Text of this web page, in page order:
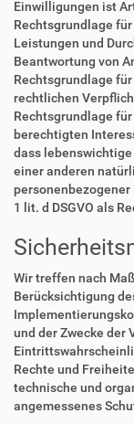
Einwilligungen ist
Rechtsgrundlage
Leistungen und
Beantwortung von
Rechtsgrundlage
rechtlichen
Rechtsgrundlage
berechtigten
dass
einer anderen
personenbezogener
1 lit. d DSGVO als
Wir treffen nach
Berücksichtigung
und der Zwecke der
Rechte und
technische und
angemessenes